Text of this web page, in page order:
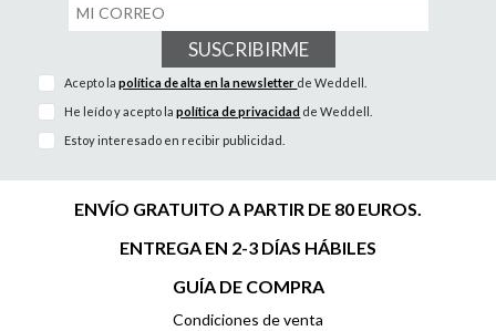
SUSCRIBIRME
Acepto lapolítica de alta en la newsletter de Weddell.
He leído y acepto lapolítica de privacidad de Weddell.
Estoy interesado en recibir publicidad.
ENVÍO GRATUITO A PARTIR DE 80 EUROS.
ENTREGA EN 2-3 DÍAS HÁBILES
GUÍA DE COMPRA
Condiciones de venta